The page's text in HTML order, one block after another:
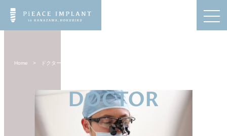
Home > ドクター
DOCTOR